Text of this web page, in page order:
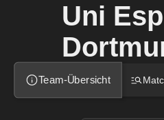
Uni
Team-Übersicht